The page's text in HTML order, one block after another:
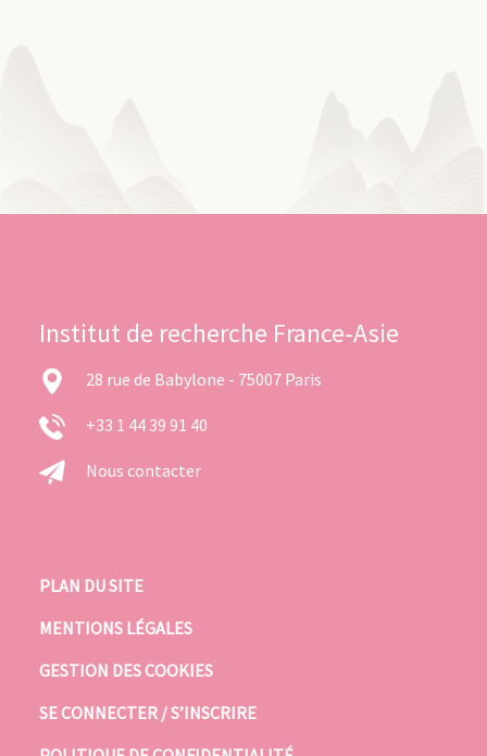
Institut de recherche France-Asie
28 rue de Babylone - 75007 Paris
+33 1 44 39 91 40
Nous contacter
PLAN DU SITE
MENTIONS LÉGALES
GESTION DES COOKIES
SE CONNECTER / S’INSCRIRE